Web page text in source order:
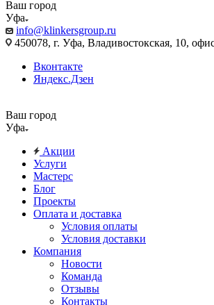
Ваш город
Уфа
info@klinkersgroup.ru
450078, г. Уфа, Владивостокская, 10,
Вконтакте
Яндекс.Дзен
Ваш город
Уфа
Акции
Услуги
Мастерс
Блог
Проекты
Оплата и доставка
Условия оплаты
Условия доставки
Компания
Новости
Команда
Отзывы
Контакты